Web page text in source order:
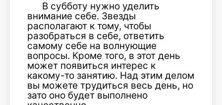
В субботу нужно уделить
внимание себе. Звезды
располагают к тому, чтобы
разобраться в себе, ответить
самому себе на волнующие
вопросы. Кроме того, в этот день
может появиться интерес к
какому-то занятию. Над этим делом
вы можете трудиться весь день, но
зато оно будет выполнено